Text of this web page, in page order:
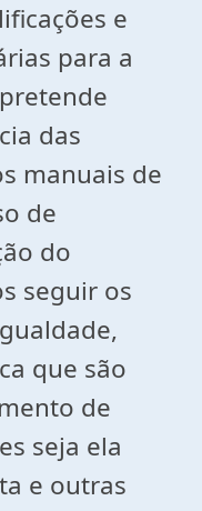
e
para a
das
manuais de
de
do
seguir os
que são
de
seja ela
e outras